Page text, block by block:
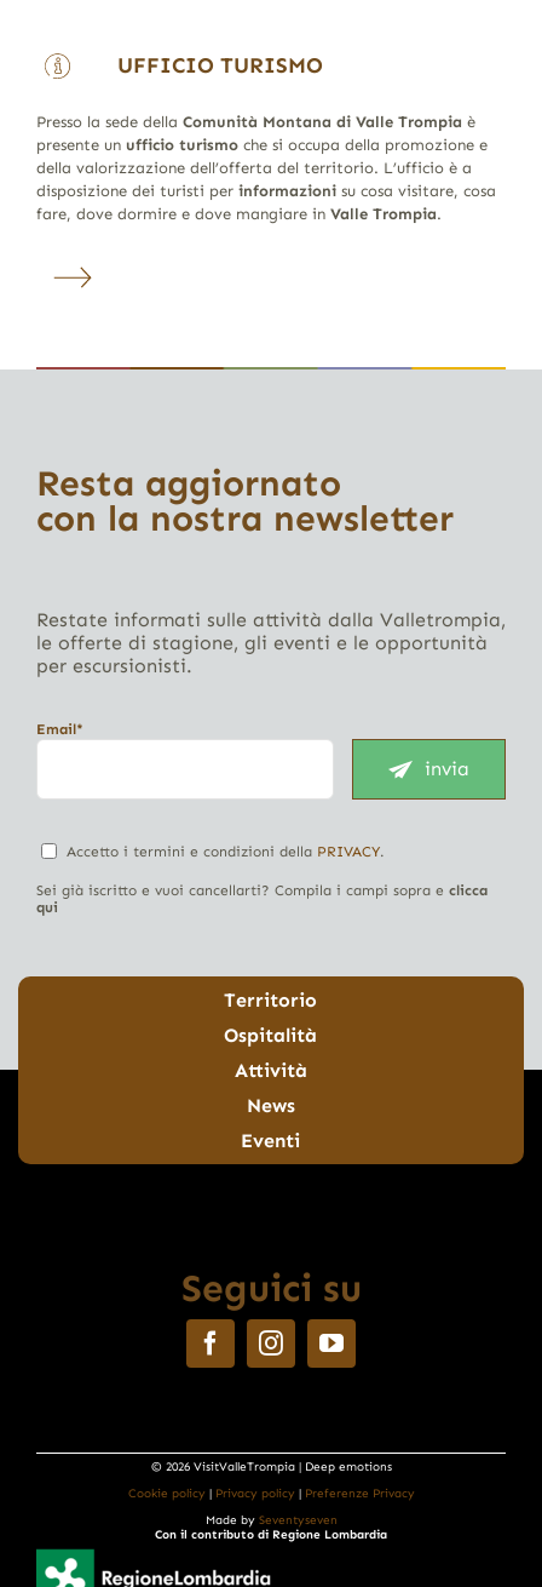
UFFICIO TURISMO
Presso la sede della Comunità Montana di Valle Trompia è
presente un ufficio turismoche si occupa della promozione e
della valorizzazione dell’offerta del territorio. L’ufficio è a
disposizione dei turisti per informazionisu cosa visitare, cosa
fare, dove dormire e dove mangiare in Valle Trompia.
Resta aggiornato
con la nostra newsletter
Restate informati sulle attività dalla Valletrompia,
le offerte di stagione, gli eventi e le opportunità
per escursionisti.
Email*
invia
Accetto i termini e condizioni della PRIVACY.
Sei già iscritto e vuoi cancellarti? Compila i campi sopra e clicca
qui
Territorio
Ospitalità
Attività
News
Eventi
Seguici su
© 2026 VisitValleTrompia | Deep emotions
Cookie policy
Privacy policy
Preferenze Privacy
Made by Seventyseven
Con il contributo di Regione Lombardia